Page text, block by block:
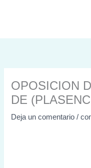
OPOSICION
DE
Deja un comentario /